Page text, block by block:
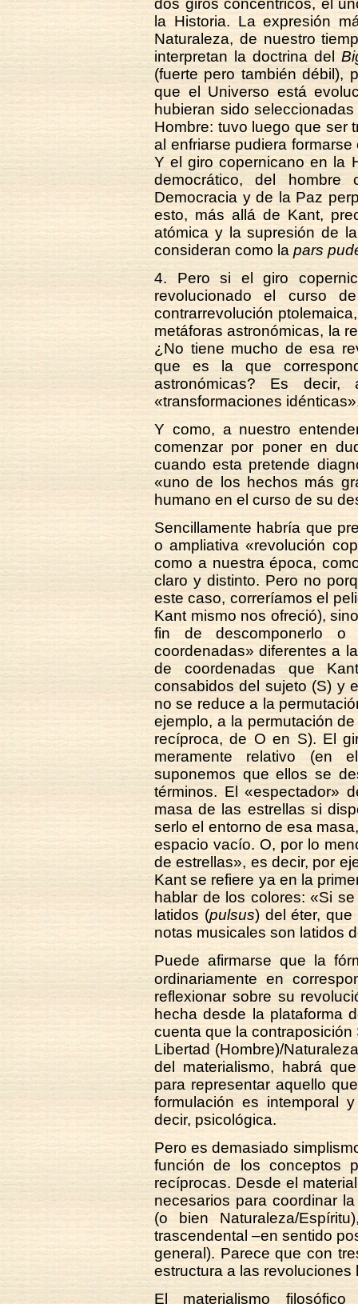
dos giros concéntricos, el
la Historia. La expresión
Naturaleza, de nuestro
interpretan la doctrina del
(fuerte pero también débil),
que el Universo está
hubieran sido
Hombre: tuvo luego que ser
al enfriarse pudiera
Y el giro copernicano en la
democrático, del
Democracia y de la Paz
esto, más allá de Kant,
atómica y la supresión de
consideran como la pars
4. Pero si el giro
revolucionado el curso
contrarrevolución
metáforas astronómicas, la
¿No tiene mucho de esa
que es la que
astronómicas? Es
«transformaciones
Y como, a nuestro
comenzar por poner en
cuando esta pretende
«uno de los hechos más
humano en el curso de su
Sencillamente habría que
o ampliativa «revolución
como a nuestra época,
claro y distinto. Pero no
este caso, correríamos el
Kant mismo nos ofreció),
fin de descomponerlo o
coordenadas» diferentes a
de coordenadas que
consabidos del sujeto (S) y
no se reduce a la
ejemplo, a la permutación
recíproca, de O en S). El
meramente relativo (en
suponemos que ellos se
términos. El «espectador»
masa de las estrellas si
serlo el entorno de esa
espacio vacío. O, por lo
de estrellas», es decir, por
Kant se refiere ya en la
hablar de los colores: «Si
latidos (pulsus) del éter,
notas musicales son latidos
Puede afirmarse que la
ordinariamente en
reflexionar sobre su
hecha desde la plataforma
cuenta que la
Libertad (Hombre)/
del materialismo, habrá
para representar aquello
formulación es intemporal
decir, psicológica.
Pero es demasiado
función de los conceptos
recíprocas. Desde el
necesarios para coordinar
(o bien Naturaleza/
trascendental –en sentido
general). Parece que con
estructura a las
El materialismo